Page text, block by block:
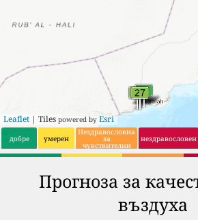
Leaflet | Tiles powered by Esri
добре умерен
Нездравословна
за
чувствителни
групи
нездравословен
Прогноза за
въздуха